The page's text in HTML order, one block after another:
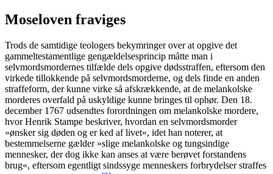
Moseloven fraviges
Trods de samtidige teologers bekymringer over at opgive det
gammeltestamentlige gengældelsesprincip måtte man i
selvmordsmordernes tilfælde dels opgive dødsstraffen, eftersom den
virkede tillokkende på selvmordsmorderne, og dels finde en anden
straffeform, der kunne virke så afskrækkende, at de melankolske
morderes overfald på uskyldige kunne bringes til ophør. Den 18.
december 1767 udsendtes forordningen om melankolske mordere,
hvor Henrik Stampe beskriver, hvordan en selvmordsmorder
»ønsker sig døden og er ked af livet«, idet han noterer, at
bestemmelserne gælder »slige melankolske og tungsindige
mennesker, der dog ikke kan anses at være berøvet forstandens
brug«, eftersom egentligt sindssyge menneskers forbrydelser straffes